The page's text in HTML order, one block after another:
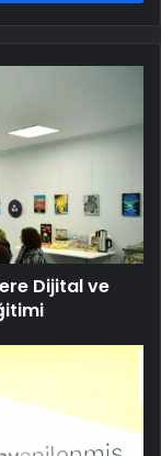
Dijital ve